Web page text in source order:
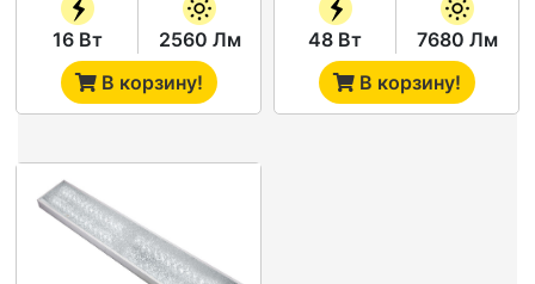
16 Вт
2560 Лм
В корзину!
48 Вт
7680 Лм
В корзину!